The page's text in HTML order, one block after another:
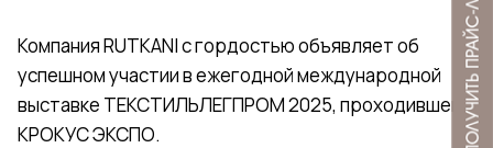
Компания RUTKANI с гордостью объявляет об
успешном участии в ежегодной международной
выставке ТЕКСТИЛЬЛЕГПРОМ 2025, проходившей в
КРОКУС ЭКСПО.